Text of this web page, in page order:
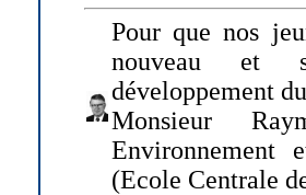
Pour que nos
nouveau et
développement
Monsieur
Environnement
(Ecole Centrale